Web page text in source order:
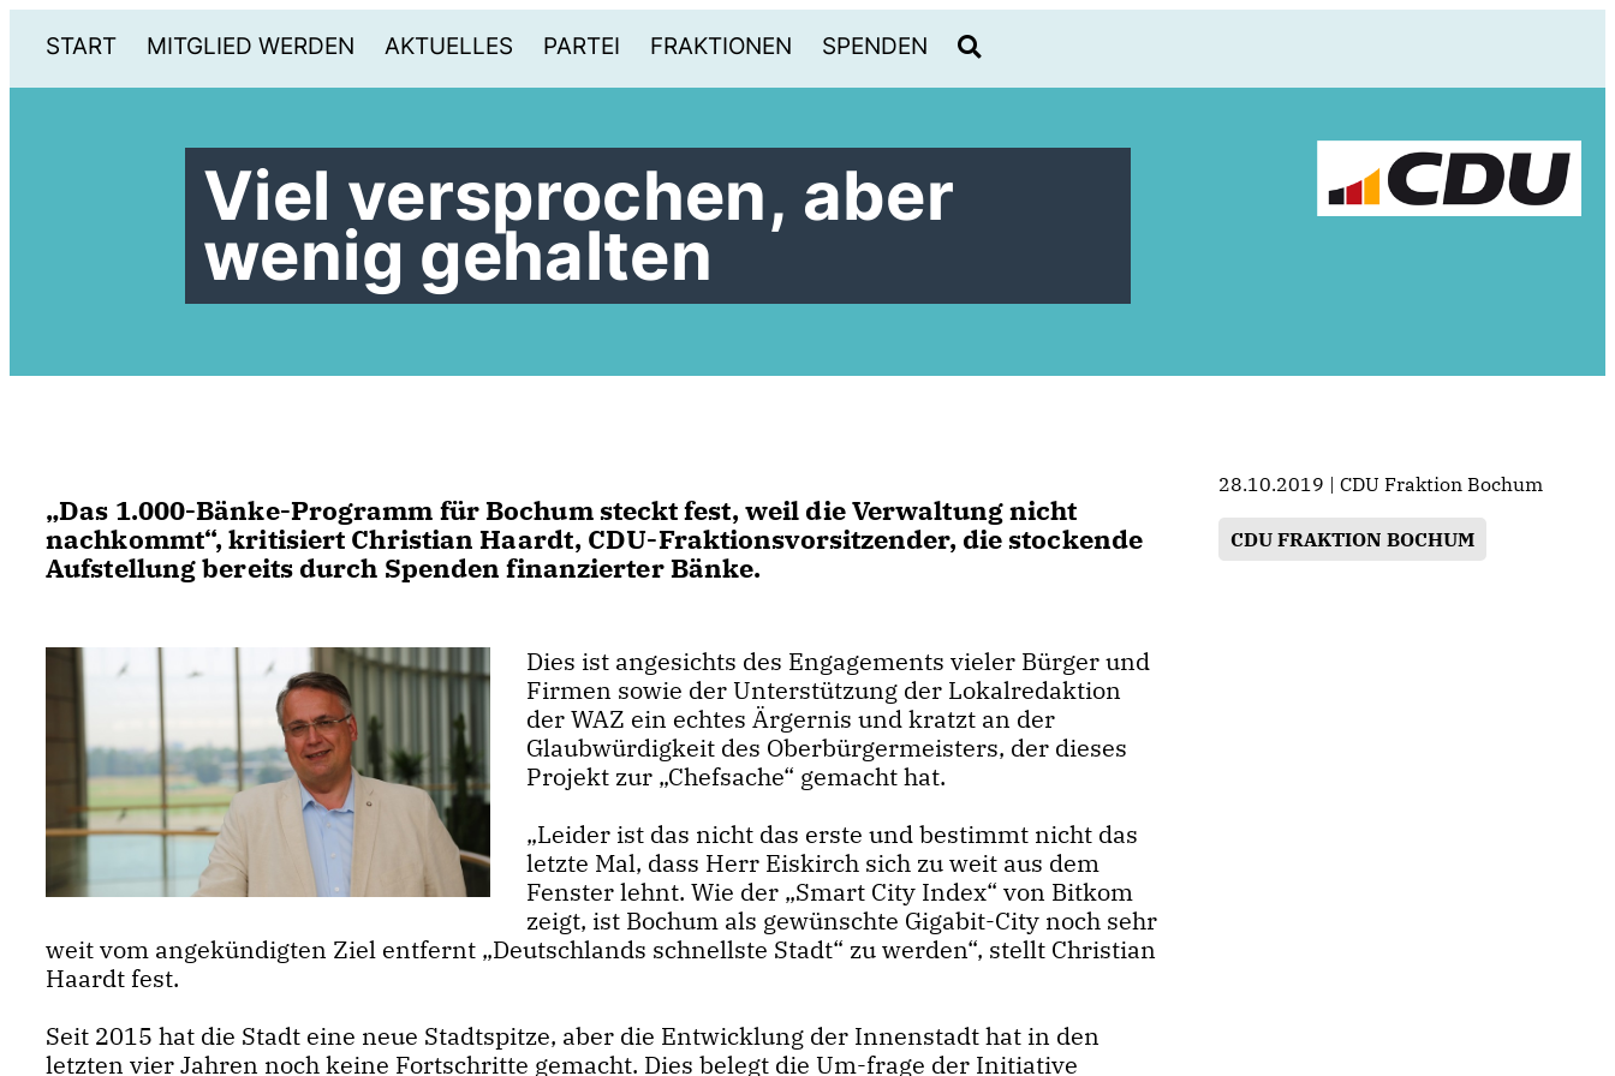
START MITGLIED WERDEN AKTUELLES PARTEI FRAKTIONEN SPENDEN
Viel versprochen, aber
wenig gehalten
Das 1.000-Bänke-Programm für Bochum steckt fest, weil die Verwaltung nicht
nachkommt“, kritisiert Christian Haardt, CDU-Fraktionsvorsitzender, die stockende
Aufstellung bereits durch Spenden finanzierter Bänke.
Dies ist angesichts des Engagements vieler Bürger und
Firmen sowie der Unterstützung der Lokalredaktion
der WAZ ein echtes Ärgernis und kratzt an der
Glaubwürdigkeit des Oberbürgermeisters, der dieses
Projekt zur „Chefsache“ gemacht hat.
Leider ist das nicht das erste und bestimmt nicht das
letzte Mal, dass Herr Eiskirch sich zu weit aus dem
Fenster lehnt. Wie der „Smart City Index“ von Bitkom
zeigt, ist Bochum als gewünschte Gigabit-City noch sehr
weit vom angekündigten Ziel entfernt „Deutschlands schnellste Stadt“ zu werden“, stellt Christian
Haardt fest.
Seit 2015 hat die Stadt eine neue Stadtspitze, aber die Entwicklung der Innenstadt hat in den
letzten vier Jahren noch keine Fortschritte gemacht. Dies belegt die Um-frage der Initiative
28.10.2019 | CDU Fraktion Bochum
CDU FRAKTION BOCHUM